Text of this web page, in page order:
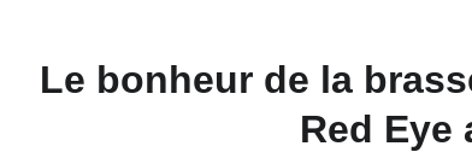
Le bonheur de la
Red Eye